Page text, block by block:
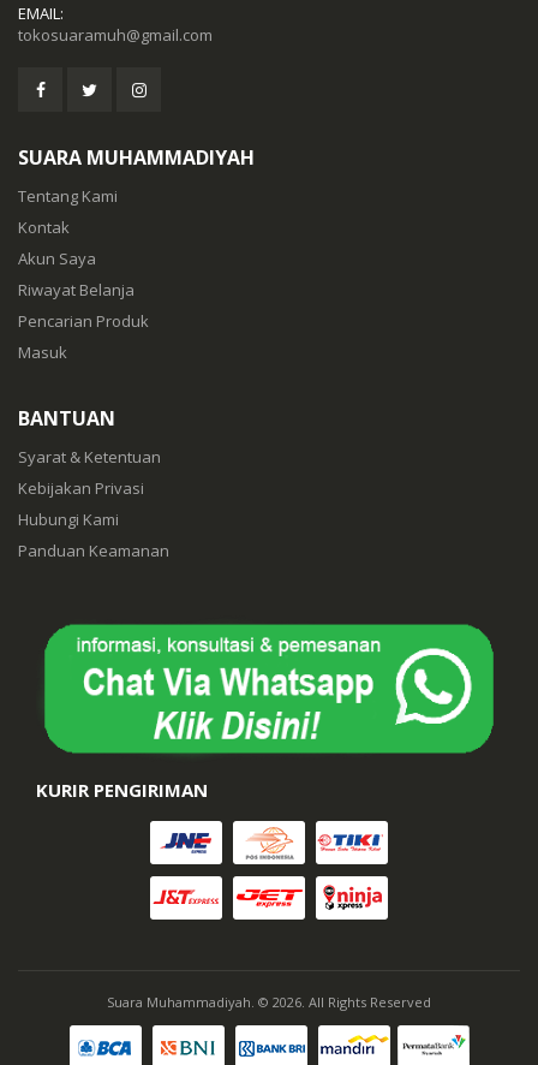
EMAIL:
tokosuaramuh@gmail.com
SUARA MUHAMMADIYAH
Tentang Kami
Kontak
Akun Saya
Riwayat Belanja
Pencarian Produk
Masuk
BANTUAN
Syarat & Ketentuan
Kebijakan Privasi
Hubungi Kami
Panduan Keamanan
KURIR PENGIRIMAN
Suara Muhammadiyah. © 2026. All Rights Reserved